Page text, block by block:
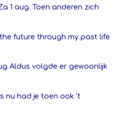
1 aug. Toen anderen zich
future through my past life
Aldus volgde er gewoonlijk
nu had je toen ook ‘t